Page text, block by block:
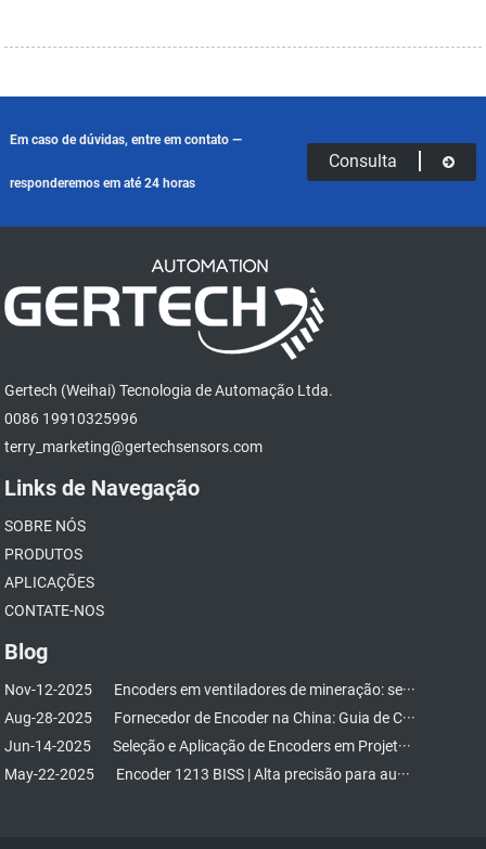
Em caso de dúvidas, entre em contato —
responderemos em até 24 horas
Consulta
Gertech (Weihai) Tecnologia de Automação Ltda.
0086 19910325996
terry_marketing@gertechsensors.com
Links de Navegação
SOBRE NÓS
PRODUTOS
APLICAÇÕES
CONTATE-NOS
Blog
Nov-12-2025
Encoders em ventiladores de mineração: se···
Aug-28-2025
Fornecedor de Encoder na China: Guia de C···
Jun-14-2025
Seleção e Aplicação de Encoders em Projet···
May-22-2025
Encoder 1213 BISS | Alta precisão para au···